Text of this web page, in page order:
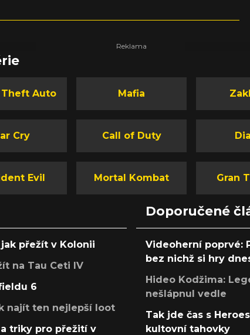
Theft Auto Mafia
Cry Call of Duty
Evil Mortal Kombat Gran
jak přežít v Kolonii
na Tau Ceti IV
6
najít ten nejlepší loot
triky pro přežití v
Doporučené
Videoherní poprvé:
bez nichž si hry
Hideo Kodžima:
nešlápnul vedle
Tak jde čas s
kultovní tahovky